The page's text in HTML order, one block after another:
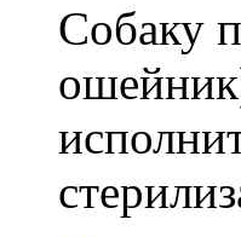
Собаку